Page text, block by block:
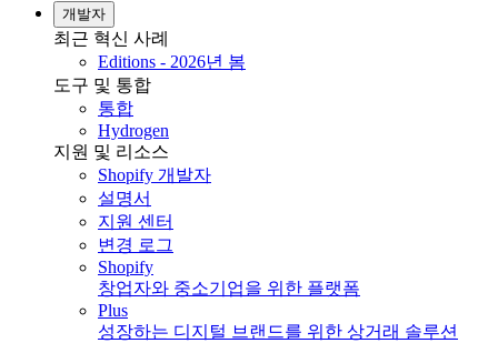
개발자
최근 혁신 사례
Editions - 2026년 봄
도구 및 통합
통합
Hydrogen
지원 및 리소스
Shopify 개발자
설명서
지원 센터
변경 로그
Shopify
창업자와 중소기업을 위한 플랫폼
Plus
성장하는 디지털 브랜드를 위한 상거래 솔루션